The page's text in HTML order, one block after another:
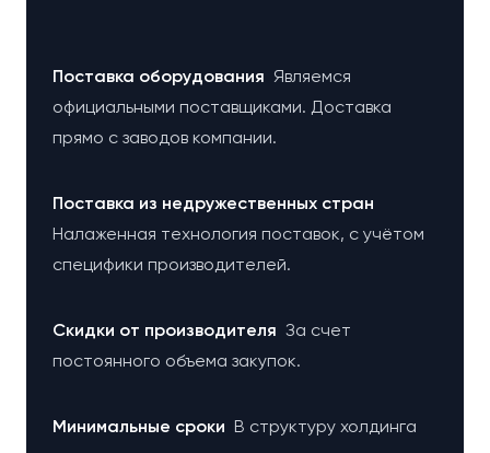
Поставка оборудования Являемся
официальными поставщиками. Доставка
прямо с заводов компании.
Поставка из недружественных стран
Налаженная технология поставок, с учётом
специфики производителей.
Cкидки от производителя За счет
постоянного объема закупок.
Минимальные сроки В структуру холдинга